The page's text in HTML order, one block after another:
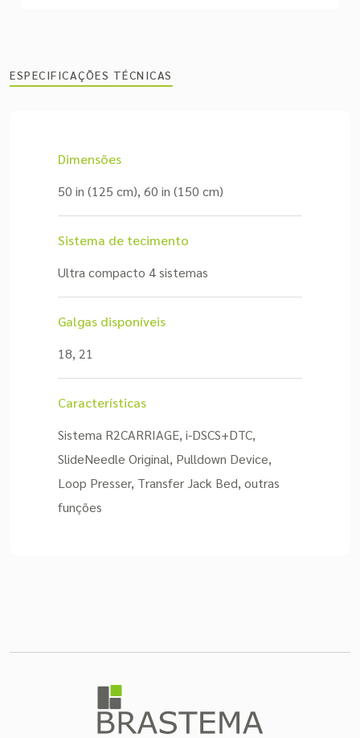
ESPECIFICAÇÕES TÉCNICAS
Dimensões
50 in (125 cm), 60 in (150 cm)
Sistema de tecimento
Ultra compacto 4 sistemas
Galgas disponíveis
18, 21
Características
Sistema R2CARRIAGE, i-DSCS+DTC,
SlideNeedle Original, Pulldown Device,
Loop Presser, Transfer Jack Bed, outras
funções